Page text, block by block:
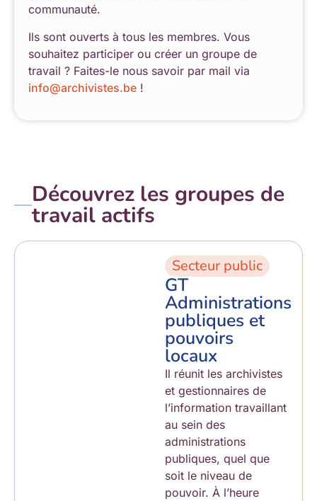
communauté.
Ils sont ouverts à tous les membres. Vous
souhaitez participer ou créer un groupe de
travail ? Faites-le nous savoir par mail via
info@archivistes.be !
Découvrez les groupes de
travail actifs
Secteur public
GT
Administrations
publiques et
pouvoirs
locaux
Il réunit les archivistes
et gestionnaires de
l’information travaillant
au sein des
administrations
publiques, quel que
soit le niveau de
pouvoir. À l’heure